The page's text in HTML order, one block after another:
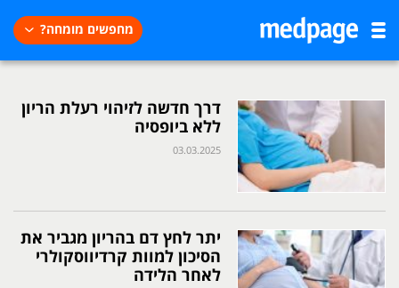
מחפשים מומחה?
דרך חדשה לזיהוי רעלת הריון
ללא ביופסיה
03.03.2025
יתר לחץ דם בהריון מגביר את
הסיכון למוות קרדיווסקולרי
לאחר הלידה